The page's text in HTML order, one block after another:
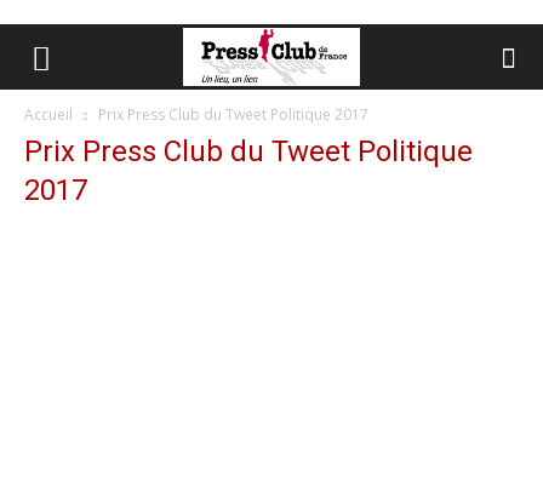
Accueil Prix Press Club du Tweet Politique 2017
Prix Press Club du Tweet Politique
2017